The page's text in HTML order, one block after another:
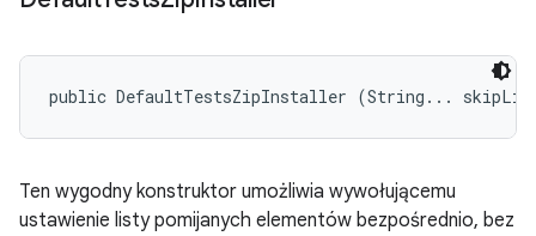
public DefaultTestsZipInstaller (String...
Ten wygodny konstruktor umożliwia wywołującemu
ustawienie listy pomijanych elementów bezpośrednio, bez